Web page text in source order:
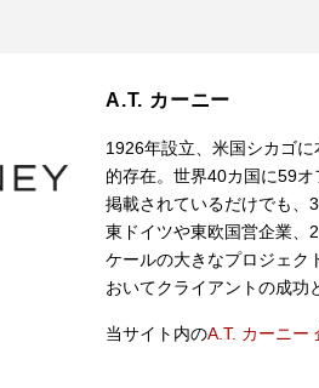
A.T. カーニー
1926年設立、米国シカゴ
的存在。世界40カ国に59
掲載されているだけでも、
東ドイツや東欧国営企業、
ケールの大きなプロジェク
おいてクライアントの成功
当サイト内のA.T. カーニー